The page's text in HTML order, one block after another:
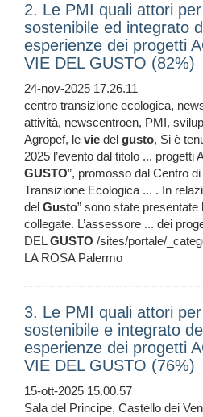
2. Le PMI quali attori
sostenibile ed integrato
esperienze dei progetti
VIE DEL GUSTO (82%)
24-nov-2025 17.26.11
centro transizione ecologica,
attività, newscentroen, PMI,
Agropef, le vie del gusto, Si è
2025 l’evento dal titolo ... progetti
GUSTO”, promosso dal Centro
Transizione Ecologica ... . In
del Gusto” sono state
collegate. L’assessore ... dei
DELGUSTO /sites/portale/
LA ROSA Palermo
3. Le PMI quali attori
sostenibile e integrato
esperienze dei progetti
VIE DEL GUSTO (76%)
15-ott-2025 15.00.57
Sala del Principe, Castello dei